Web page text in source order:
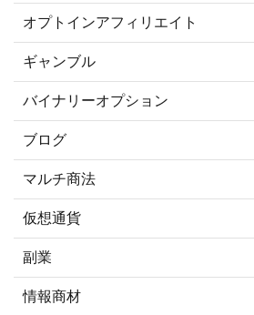
オプトインアフィリエイト
ギャンブル
バイナリーオプション
ブログ
マルチ商法
仮想通貨
副業
情報商材